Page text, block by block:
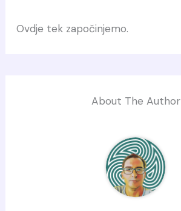
Ovdje tek započinjemo.
About The Author